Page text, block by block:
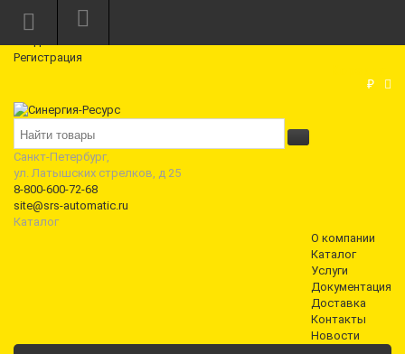
Режим работы: Пн—Пт: 10:00—18:00
Регистрация
₽
Санкт-Петербург,
ул. Латышских стрелков, д 25
8-800-600-72-68
site@srs-automatic.ru
Каталог
О компании
Каталог
Услуги
Документация
Доставка
Контакты
Новости